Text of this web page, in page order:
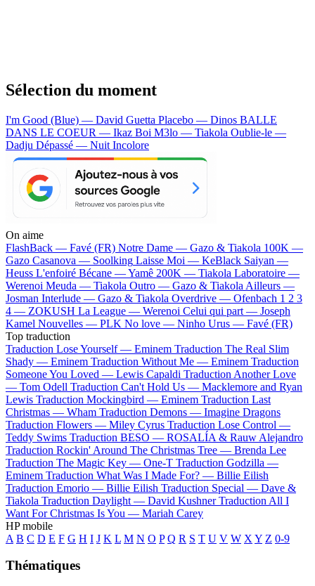
Sélection du moment
I'm Good (Blue) — David Guetta Placebo — Dinos BALLE
DANS LE COEUR — Ikaz Boi M3lo — Tiakola Oublie-le —
Dadju Dépassé — Nuit Incolore
On aime
FlashBack — Favé (FR) Notre Dame — Gazo & Tiakola 100K —
Gazo Casanova — Soolking Laisse Moi — KeBlack Saiyan —
Heuss L'enfoiré Bécane —Yamê 200K — Tiakola Laboratoire —
Werenoi Meuda — Tiakola Outro — Gazo & Tiakola Ailleurs —
Josman Interlude — Gazo & Tiakola Overdrive — Ofenbach 1 2 3
4 — ZOKUSH La League — Werenoi Celui qui part — Joseph
Kamel Nouvelles — PLK No love — Ninho Urus — Favé (FR)
Top traduction
Traduction Lose Yourself — Eminem Traduction The Real Slim
Shady — Eminem Traduction Without Me — Eminem Traduction
Someone You Loved — Lewis Capaldi Traduction Another Love
— Tom Odell Traduction Can't Hold Us — Macklemore and Ryan
Lewis Traduction Mockingbird — Eminem Traduction Last
Christmas — Wham Traduction Demons — Imagine Dragons
Traduction Flowers — Miley Cyrus Traduction Lose Control —
Teddy Swims Traduction BESO — ROSALÍA & Rauw Alejandro
Traduction Rockin' Around The Christmas Tree — Brenda Lee
Traduction The Magic Key — One-T Traduction Godzilla —
Eminem Traduction What Was I Made For? — Billie Eilish
Traduction Emorio — Billie Eilish Traduction Special — Dave &
Tiakola Traduction Daylight — David Kushner Traduction All I
Want For Christmas Is You — Mariah Carey
HP mobile
A B C D E F G H I J K L M N O P Q R S T U V W X Y Z 0-9
Thématiques